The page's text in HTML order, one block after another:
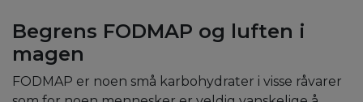
Begrens FODMAP og luften i
magen
FODMAP er noen små karbohydrater i visse råvarer